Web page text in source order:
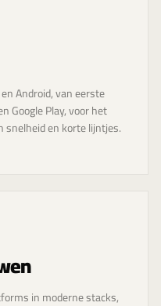
Android, van eerste
Google Play, voor het
snelheid en korte lijntjes.
in moderne stacks,